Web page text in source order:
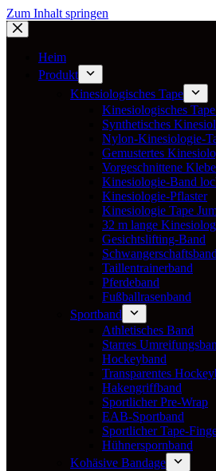
Zum Inhalt springen
Heim
Produkt
Kinesiologisches Tape
Kinesiologisches
Synthetisches
Nylon-Kinesiologie-
Gemustertes
Vorgeschnittene
Kinesiologie-Band
Kinesiologie-Pflaster
Kinesiologie Tape
32 m lange
Gesichtslifting-Band
Schwangerschaftsband
Taillentrainerband
Pferdeband
Fußballrasenband
Sportband
Athletisches Band
Starres
Hockeyband
Transparentes
Hakengriffband
Sportlicher Pre-Wrap
EAB-Sportband
Sportlicher Tape-
Hühnerspornband
Kohäsive Bandage